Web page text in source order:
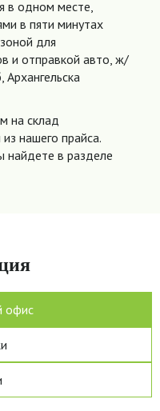
в одном месте,
в пяти минутах
для
и отправкой авто, ж/
на склад
нашего прайса.
найдете в разделе
офис